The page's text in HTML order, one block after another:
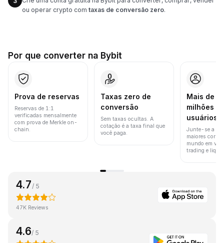
ou operar crypto com taxas de conversão zero.
Por que converter na Bybit
Prova de reservas
Reservas de 1:1
verificadas mensalmente
com prova de Merkle on-
chain.
Taxas zero de
conversão
Sem taxas ocultas. A
cotação é a taxa final que
você paga.
Mais de
milhões
usuários
Junte-se a
maiores
mundo em
trading e
4.7 / 5
47K Reviews
4.6/ 5